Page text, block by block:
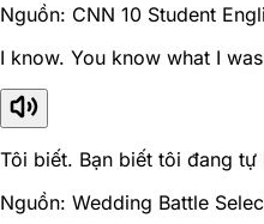
Nguồn: CNN 10 Student
I know. You know what I
Tôi biết. Bạn biết tôi đang
Nguồn: Wedding Battle